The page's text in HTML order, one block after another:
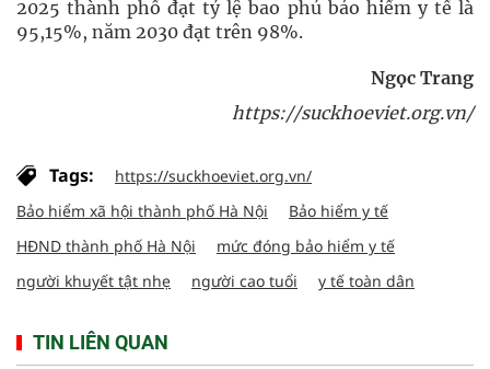
2025 thành phố đạt tỷ lệ bao phủ bảo hiểm y tế là
95,15%, năm 2030 đạt trên 98%.
Ngọc Trang
https://suckhoeviet.org.vn/
Tags:
https://suckhoeviet.org.vn/
Bảo hiểm xã hội thành phố Hà Nội
Bảo hiểm y tế
HĐND thành phố Hà Nội
mức đóng bảo hiểm y tế
người khuyết tật nhẹ
người cao tuổi y tế toàn dân
TIN LIÊN QUAN